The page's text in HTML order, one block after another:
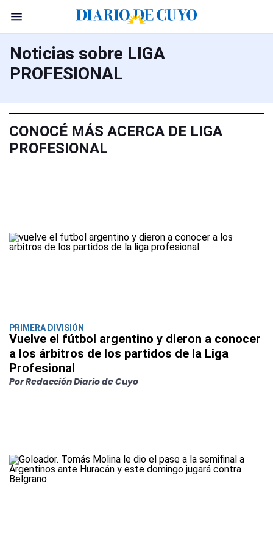
Noticias sobre LIGA
PROFESIONAL
CONOCÉ MÁS ACERCA DE LIGA
PROFESIONAL
PRIMERA DIVISIÓN
Vuelve el fútbol argentino y dieron a conocer
a los árbitros de los partidos de la Liga
Profesional
Por Redacción Diario de Cuyo